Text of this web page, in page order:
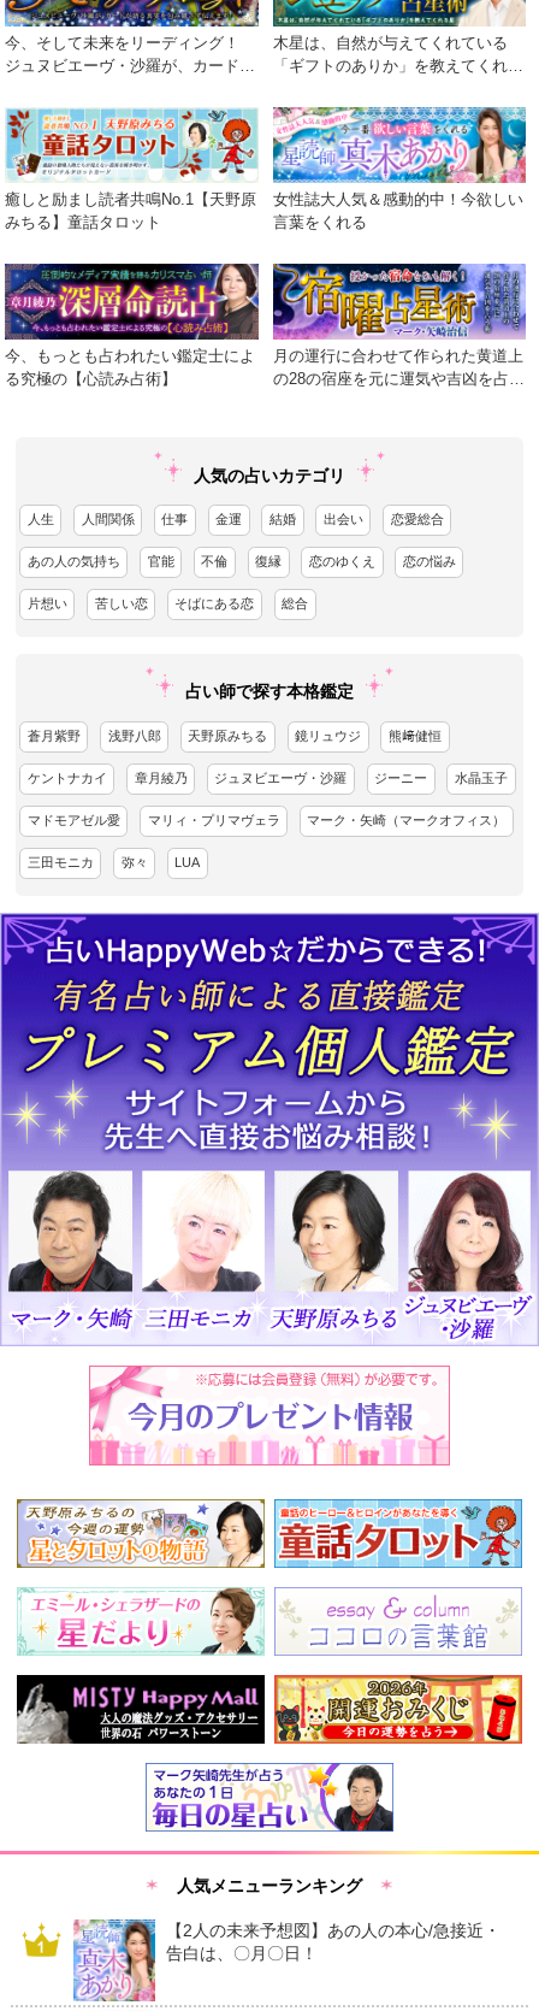
今、そして未来をリーディング！
ジュヌビエーヴ・沙羅が、カードが
木星は、自然が与えてくれている
「ギフトのありか」を教えてくれる
癒しと励まし読者共鳴No.1【天野原
みちる】童話タロット
女性誌大人気＆感動的中！今欲しい
言葉をくれる
今、もっとも占われたい鑑定士によ
る究極の【心読み占術】
月の運行に合わせて作られた黄道上
の28の宿座を元に運気や吉凶を占う
人気の占いカテゴリ
人生 人間関係 仕事 金運 結婚 出会い 恋愛総合
あの人の気持ち 官能 不倫 復縁 恋のゆくえ 恋の悩み
片想い 苦しい恋 そばにある恋 総合
占い師で探す本格鑑定
蒼月紫野 浅野八郎 天野原みちる 鏡リュウジ 熊﨑健恒
ケントナカイ 章月綾乃 ジュヌビエーヴ・沙羅 ジーニー 水晶玉子
マドモアゼル愛 マリィ・プリマヴェラ マーク・矢崎（マークオフィス）
三田モニカ 弥々 LUA
人気メニューランキング
【2人の未来予想図】あの人の本心/急接近・
告白は、〇月〇日！